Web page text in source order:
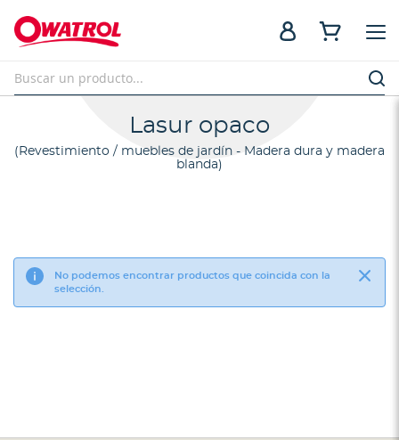
Lasur opaco
Revestimiento / muebles de jardín - Madera dura y madera
blanda
No podemos encontrar productos que coincida con la
selección.